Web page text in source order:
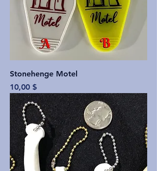
Stonehenge Motel
Price
10,00 $